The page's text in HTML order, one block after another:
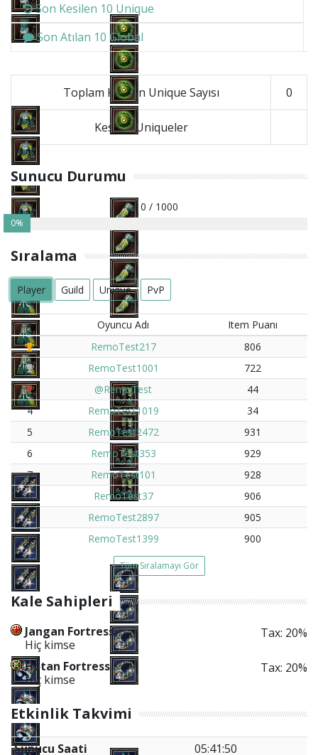
Son Kesilen 10 Unique
Son Atılan 10 Global
Toplam Kesilen Unique Sayısı 0
Kesilen Uniqueler
Sunucu Durumu
0 / 1000
0%
Sıralama
Player Guild Unique PvP
# Oyuncu Adı
Item Puanı
RemoTest217
806
RemoTest1001
722
@RemoTest
44
4
RemoTest1019
34
5
RemoTest2472
931
6
RemoTest353
929
7
RemoTest101
928
8
RemoTest37
906
9
RemoTest2897
905
10
RemoTest1399 900
Tüm Sıralamayı Gör
Kale Sahipleri
Jangan Fortress
Hiç kimse
Tax: 20%
Hotan Fortress
Hiç kimse
Tax: 20%
Etkinlik Takvimi
Sunucu Saati
05:41:50